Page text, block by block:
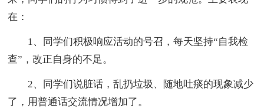
在：
1、同学们积极响应活动的号召，每天坚持“自我检
查”，改正自身的不足。
2、同学们说脏话，乱扔垃圾、随地吐痰的现象减少
了，用普通话交流情况增加了。